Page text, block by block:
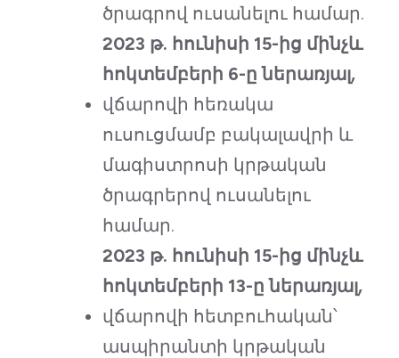
ծրագրով ուսանելու համար.
2023 թ. հունիսի 15-ից մինչև
հոկտեմբերի 6-ը ներառյալ,
վճարովի հեռակա
ուսուցմամբ բակալավրի և
մագիստրոսի կրթական
ծրագրերով ուսանելու
համար.
2023 թ. հունիսի 15-ից մինչև
հոկտեմբերի 13-ը ներառյալ,
վճարովի հետբուհական՝
ասպիրանտի կրթական